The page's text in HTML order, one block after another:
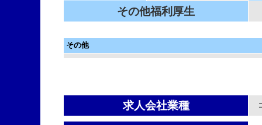
その他福利厚生
その他
求人会社業種